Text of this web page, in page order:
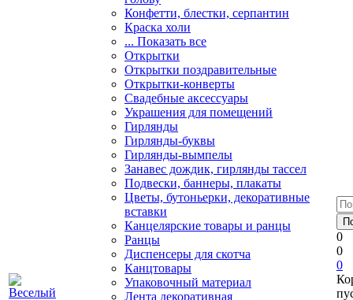
Конфетти, блестки, серпантин
Краска холи
... Показать все
Открытки
Открытки поздравительные
Открытки-конверты
Свадебные аксессуары
Украшения для помещений
Гирлянды
Гирлянды-буквы
Гирлянды-вымпелы
Занавес дождик, гирлянды тассел
Подвески, баннеры, плакаты
Цветы, бутоньерки, декоративные
вставки
Канцелярские товары и ранцы
Ранцы
Диспенсеры для скотча
Канцтовары
Упаковочный материал
Лента декоративная
0
0
0